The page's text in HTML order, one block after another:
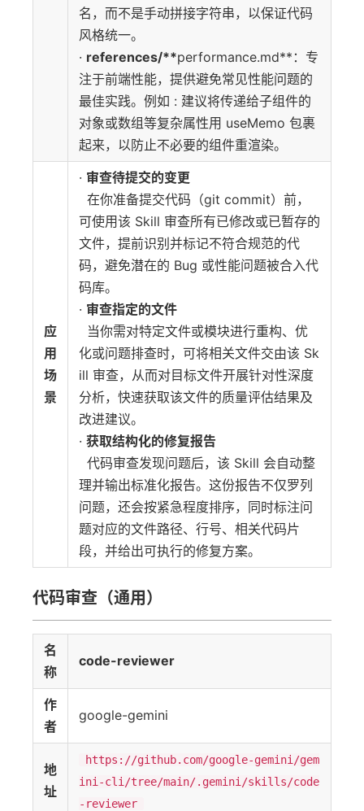
名，而不是手动拼接字符串，以保证代码
风格统一。
· references/**performance.md**：专
注于前端性能，提供避免常见性能问题的
最佳实践。例如 : 建议将传递给子组件的
对象或数组等复杂属性用 useMemo 包裹
起来，以防止不必要的组件重渲染。
应
用
场
景
· 审查待提交的变更
在你准备提交代码（git commit）前，
可使用该 Skill 审查所有已修改或已暂存的
文件，提前识别并标记不符合规范的代
码，避免潜在的 Bug 或性能问题被合入代
码库。
· 审查指定的文件
当你需对特定文件或模块进行重构、优
化或问题排查时，可将相关文件交由该 Sk
ill 审查，从而对目标文件开展针对性深度
分析，快速获取该文件的质量评估结果及
改进建议。
· 获取结构化的修复报告
代码审查发现问题后，该 Skill 会自动整
理并输出标准化报告。这份报告不仅罗列
问题，还会按紧急程度排序，同时标注问
题对应的文件路径、行号、相关代码片
段，并给出可执行的修复方案。
代码审查（通用）
名
称
code-reviewer
作
者
google-gemini
地
址
https://github.com/google-gemini/gem
ini-cli/tree/main/.gemini/skills/code
-reviewer